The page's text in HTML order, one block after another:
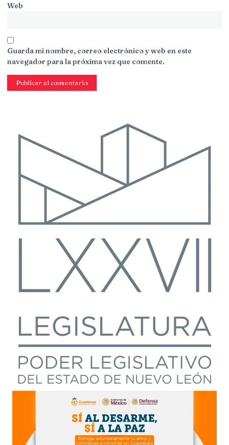
Web
Guarda mi nombre, correo electrónico y web en este
navegador para la próxima vez que comente.